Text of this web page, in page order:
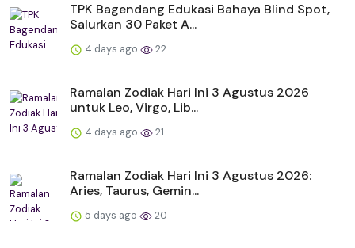
TPK Bagendang Edukasi Bahaya Blind Spot,
Salurkan 30 Paket A...
4 days ago 22
Ramalan Zodiak Hari Ini 3 Agustus 2026
untuk Leo, Virgo, Lib...
4 days ago 21
Ramalan Zodiak Hari Ini 3 Agustus 2026:
Aries, Taurus, Gemin...
5 days ago 20